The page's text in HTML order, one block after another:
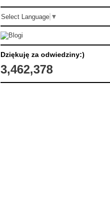
Select Language ▼
Dziękuję za odwiedziny:)
3,462,378